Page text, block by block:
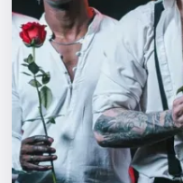
Города
Площадки
Артисты
Рейтинги